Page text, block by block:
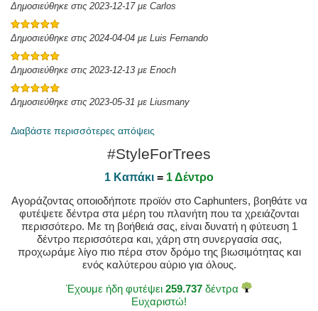
Δημοσιεύθηκε στις 2023-12-17 με Carlos
Δημοσιεύθηκε στις 2024-04-04 με Luis Fernando
Δημοσιεύθηκε στις 2023-12-13 με Enoch
Δημοσιεύθηκε στις 2023-05-31 με Liusmany
Διαβάστε περισσότερες απόψεις
#StyleForTrees
1 Καπάκι = 1 Δέντρο
Αγοράζοντας οποιοδήποτε προϊόν στο Caphunters, βοηθάτε να
φυτέψετε δέντρα στα μέρη του πλανήτη που τα χρειάζονται
περισσότερο. Με τη βοήθειά σας, είναι δυνατή η φύτευση 1
δέντρο περισσότερα και, χάρη στη συνεργασία σας,
προχωράμε λίγο πιο πέρα στον δρόμο της βιωσιμότητας και
ενός καλύτερου αύριο για όλους.
Έχουμε ήδη φυτέψει 259.737 δέντρα
Ευχαριστώ!